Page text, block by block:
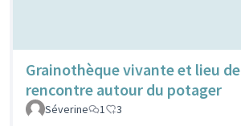
Grainothèque vivante et lieu de
rencontre autour du potager
Séverine
1 3